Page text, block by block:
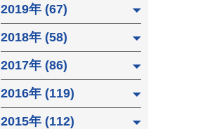
2019年 (67)
2018年 (58)
2017年 (86)
2016年 (119)
2015年 (112)